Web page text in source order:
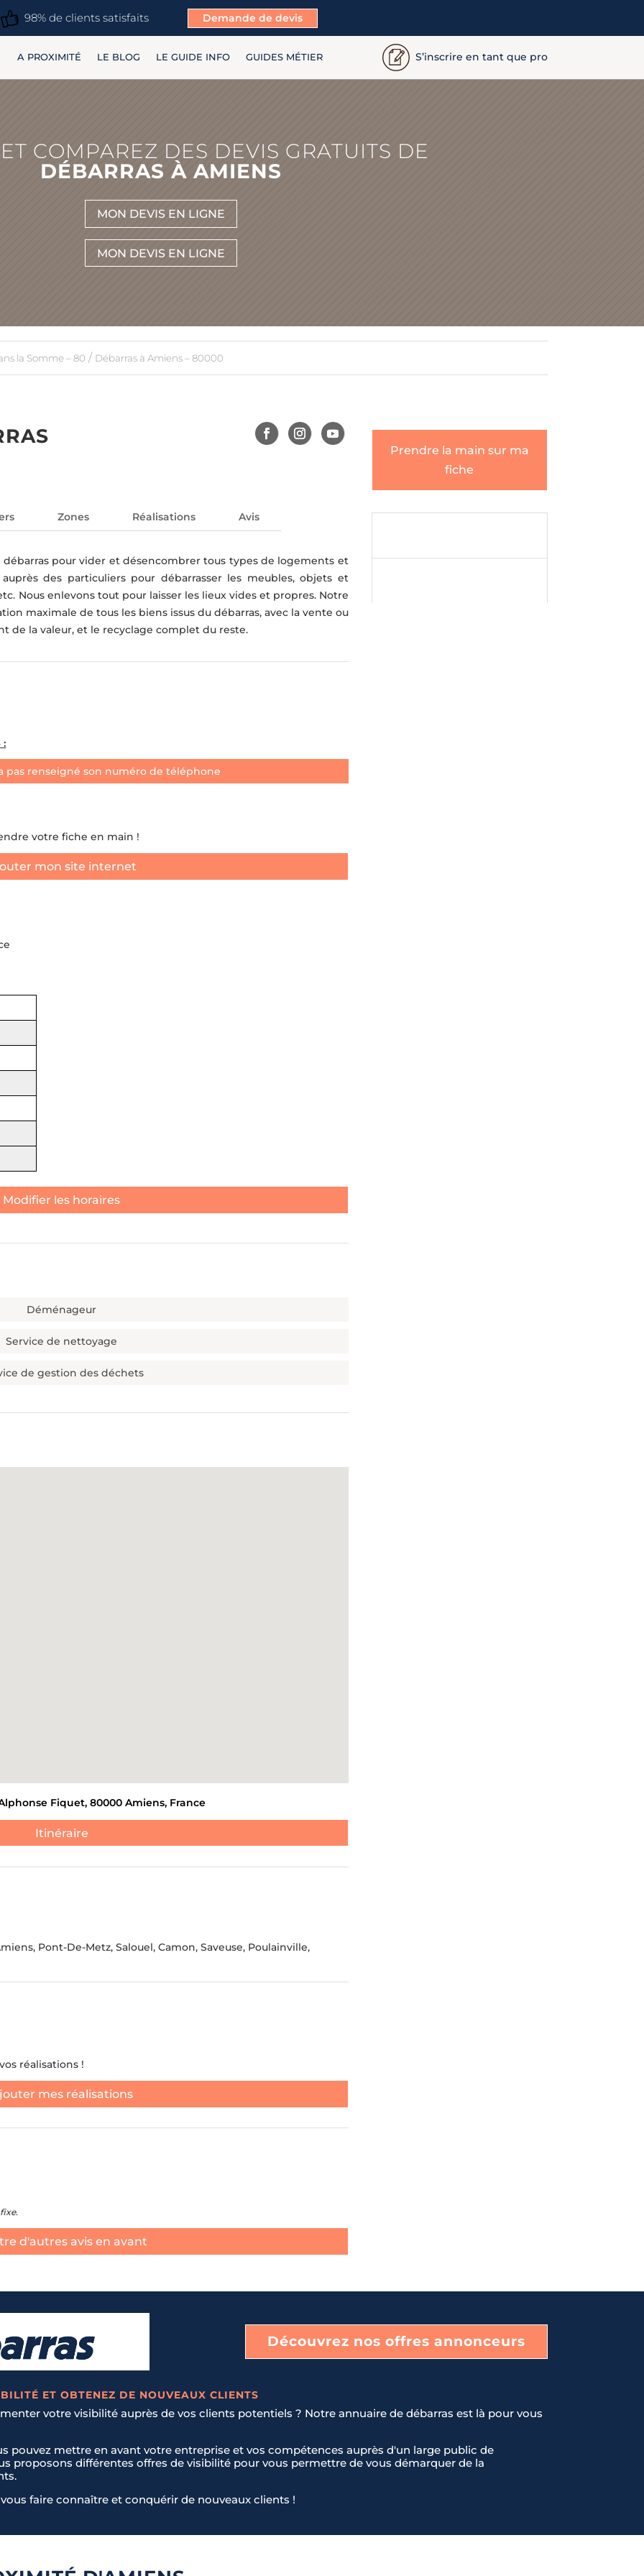
98% de clients satisfaits Demande de devis
A PROXIMITÉ LE BLOG LE GUIDE INFO GUIDES MÉTIER S’inscrire en tant que pro
COMPAREZ DES DEVIS GRATUITS DE
DÉBARRAS À AMIENS
MON DEVIS EN LIGNE
MON DEVIS EN LIGNE
la Somme – 80 / Débarras à Amiens – 80000
Zones Réalisations Avis
pour vider et désencombrer tous types de logements et
des particuliers pour débarrasser les meubles, objets et
Nous enlevons tout pour laisser les lieux vides et propres. Notre
maximale de tous les biens issus du débarras, avec la vente ou
de la valeur, et le recyclage complet du reste.
:
pas renseigné son numéro de téléphone
votre fiche en main !
mon site internet
Modifier les horaires
Déménageur
Service de nettoyage
de gestion des déchets
Fiquet, 80000 Amiens, France
Itinéraire
Pont-De-Metz, Salouel, Camon, Saveuse, Poulainville,
réalisations !
mes réalisations
d'autres avis en avant
Prendre la main sur ma
fiche
Découvrez nos offres annonceurs
ET OBTENEZ DE NOUVEAUX CLIENTS
votre visibilité auprès de vos clients potentiels ? Notre annuaire de débarras est là pour vous
pouvez mettre en avant votre entreprise et vos compétences auprès d'un large public de
proposons différentes offres de visibilité pour vous permettre de vous démarquer de la
faire connaître et conquérir de nouveaux clients !